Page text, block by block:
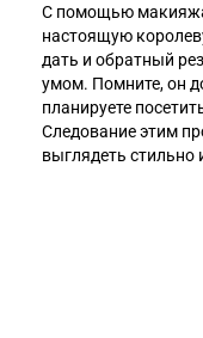
С помощью
настоящую
дать и обратный
умом. Помните, он
планируете
Следование этим
выглядеть стильно